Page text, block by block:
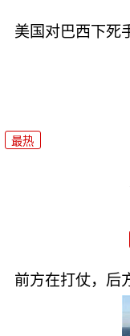
美国对巴西下死
最热
前方在打仗，后